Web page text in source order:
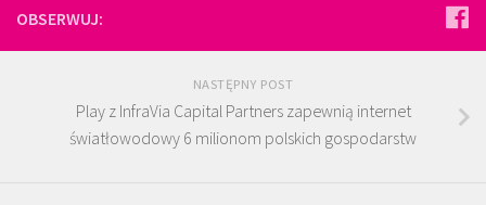
OBSERWUJ:
NASTĘPNY POST
Play z InfraVia Capital Partners zapewnią internet
światłowodowy 6 milionom polskich gospodarstw